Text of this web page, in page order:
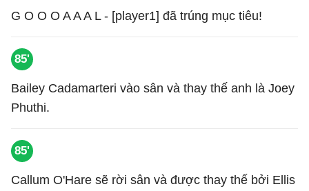
G O O O A A A L - [player1] đã trúng mục tiêu!
85'
Bailey Cadamarteri vào sân và thay thế anh là Joey
Phuthi.
85'
Callum O'Hare sẽ rời sân và được thay thế bởi Ellis